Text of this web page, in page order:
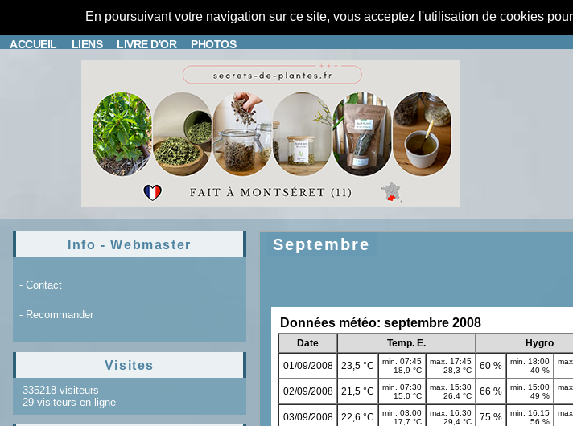
En poursuivant votre navigation sur ce site, vous acceptez l'utilisation de cookies
ACCUEIL LIENS LIVRE D'OR PHOTOS
Info - Webmaster
- Contact
- Recommander
Visites
335218 visiteurs
29 visiteurs en ligne
Septembre